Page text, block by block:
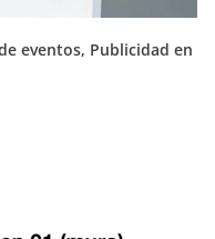
eventos, Publicidad en